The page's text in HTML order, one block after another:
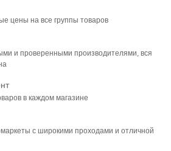
цены на все группы товаров
и проверенными производителями, вся
в каждом магазине
с широкими проходами и отличной